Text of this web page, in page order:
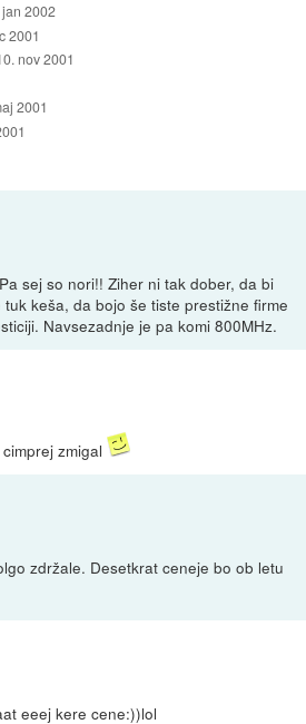
2002
2001
nov 2001
2001
sej so nori!! Ziher ni tak dober, da bi
keša, da bojo še tiste prestižne firme
Navsezadnje je pa komi 800MHz.
zmigal
zdržale. Desetkrat ceneje bo ob letu
eeej kere cene:))lol